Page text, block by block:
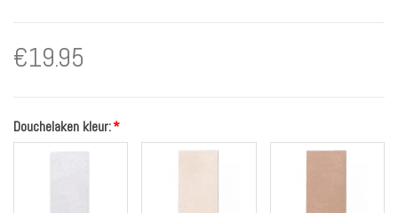
€19.95
Douchelaken kleur:*